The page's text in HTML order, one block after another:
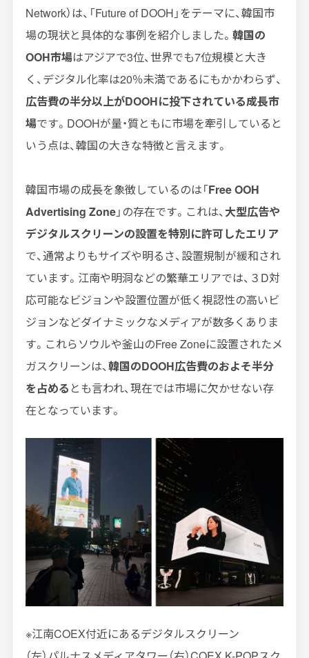
Network）は、「Future of DOOH」をテーマに、韓国市
場の現状と具体的な事例を紹介しました。 韓国の
OOH市場はアジアで3位、世界でも7位規模と大き
く、デジタル化率は20％未満であるにもかかわらず、
広告費の半分以上がDOOHに投下されている成長市
場です。DOOHが量・質ともに市場を牽引していると
いう点は、韓国の大きな特徴と言えます。
韓国市場の成長を象徴しているのは「Free OOH
Advertising Zone」の存在です。これは、 大型広告や
デジタルスクリーンの設置を特別に許可したエリア
で、通常よりもサイズや明るさ、設置規制が緩和され
ています。江南や明洞などの繁華エリアでは、３D対
応可能なビジョンや設置位置が低く視認性の高いビ
ジョンなどダイナミックなメディアが数多くありま
す。これらソウルや釜山のFree Zoneに設置されたメ
ガスクリーンは、韓国のDOOH広告費のおよそ半分
を占める とも言われ、現在では市場に欠かせない存
在となっています。
※江南COEX付近にあるデジタルスクリーン